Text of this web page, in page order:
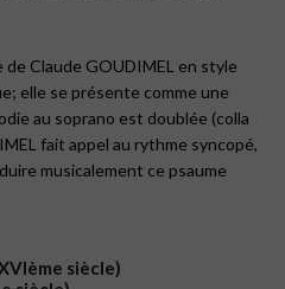
Claude GOUDIMEL en style
elle se présente comme une
au soprano est doublée (colla
fait appel au rythme syncopé,
musicalement ce psaume
siècle)